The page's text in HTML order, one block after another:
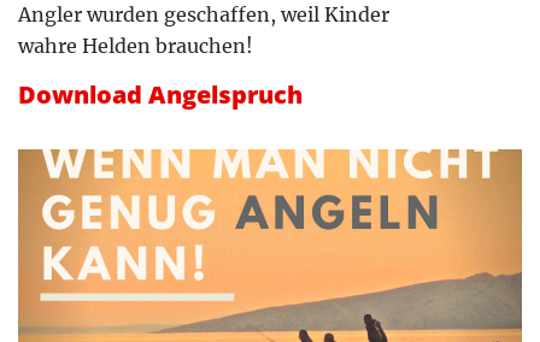
Angler wurden geschaffen, weil Kinder
wahre Helden brauchen!
Download Angelspruch